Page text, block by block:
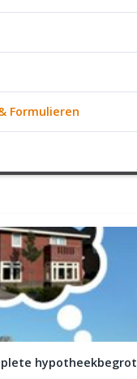
Formulieren